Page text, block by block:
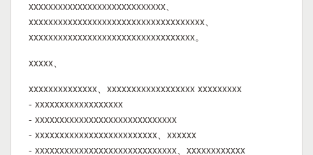
xxxxxxxxxxxxxxxxxxxxxxxxxxxx、
xxxxxxxxxxxxxxxxxxxxxxxxxxxxxxxxxxxx、
xxxxxxxxxxxxxxxxxxxxxxxxxxxxxxxxxx。
xxxxx、
xxxxxxxxxxxxxx、xxxxxxxxxxxxxxxxxx xxxxxxxxx
- xxxxxxxxxxxxxxxxxx
- xxxxxxxxxxxxxxxxxxxxxxxxxxxxx
- xxxxxxxxxxxxxxxxxxxxxxxxx、xxxxxx
- xxxxxxxxxxxxxxxxxxxxxxxxxxxxx、xxxxxxxxxxxx